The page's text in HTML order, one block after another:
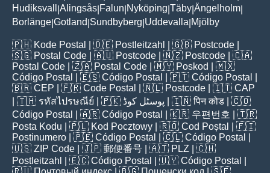
Hudiksvall
Alingsås Falun Nyköping Täby Ängelholm
Borlänge Gotland Sundbyberg Uddevalla Mjölby
🇵🇭 Kode Postal | 🇩🇪 Postleitzahl | 🇬🇧 Postcode
🇸🇬 Postal Code | 🇦🇺 Postcode | 🇳🇿 Postcode | 🇨🇦
Postal Code | 🇿🇦 Postal Code | 🇲🇾 Poskod
| 🇲🇽
Código Postal
| 🇪🇸 Código Postal | 🇵🇹 Código Postal
🇧🇷 CEP | 🇫🇷 Code Postal | 🇳🇱 Postcode | 🇮🇹 CAP
| 🇹🇭 รหัสไปรษณีย์ | 🇵🇰 پوسٹل کوڈ | 🇮🇳पिन कोड | 🇨🇴
Código Postal
| 🇦🇷 Código Postal | 🇰🇷 우편번호
| 🇹🇷
Posta Kodu | 🇵🇱 Kod Pocztowy | 🇷🇴 Cod Poștal
| 🇫🇮
Postinumero | 🇵🇪 Código Postal | 🇨🇱 Código Postal
🇺🇸 ZIP Code | 🇯🇵 郵便番号 | 🇦🇹 PLZ | 🇨🇭
Postleitzahl
| 🇪🇨 Código Postal | 🇺🇾 Código Postal